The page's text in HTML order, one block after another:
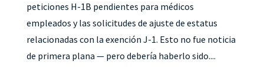
peticiones H-1B pendientes para médicos
empleados y las solicitudes de ajuste de estatus
relacionadas con la exención J-1. Esto no fue noticia
de primera plana — pero debería haberlo sido....